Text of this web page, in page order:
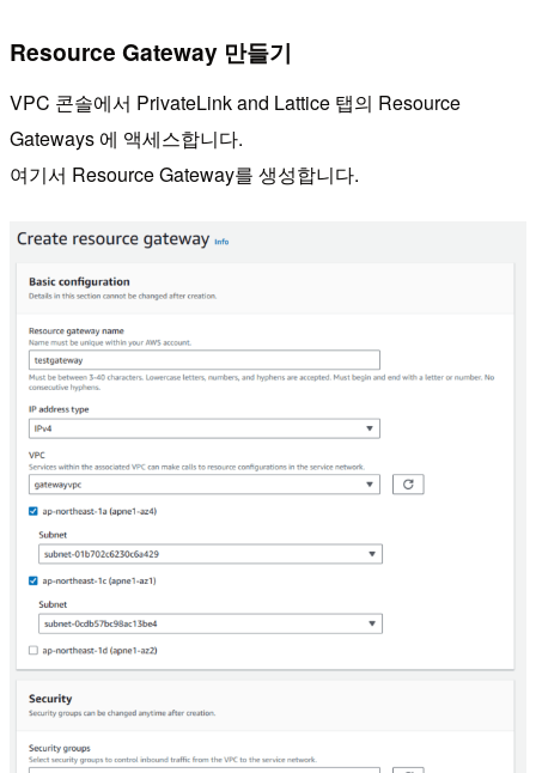
Resource Gateway 만들기
VPC 콘솔에서 PrivateLink and Lattice 탭의 Resource
Gateways 에 액세스합니다.
여기서 Resource Gateway를 생성합니다.